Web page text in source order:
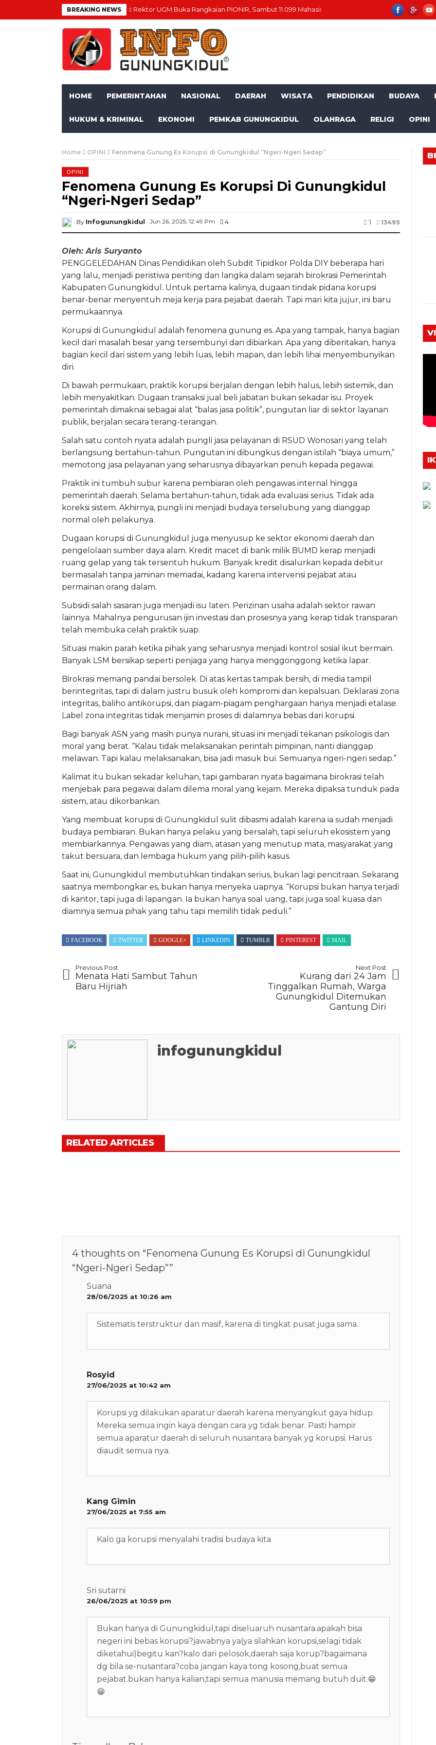
BREAKING NEWS Rektor UGM Buka Rangkaian PIONIR, Sambut 11.099 Mahasiswa Baru Momentum HUT RI
HOME PEMERINTAHAN NASIONAL DAERAH WISATA PENDIDIKAN BUDAYA
HUKUM & KRIMINAL EKONOMI PEMKAB GUNUNGKIDUL OLAHRAGA RELIGI OPINI
Home OPINI Fenomena Gunung Es Korupsi di Gunungkidul “Ngeri-Ngeri Sedap”
OPINI
Fenomena Gunung Es Korupsi Di Gunungkidul
“Ngeri-Ngeri Sedap”
By Infogunungkidul Jun 26, 2025, 12:49 Pm 4 13495
1
Oleh: Aris Suryanto
PENGGELEDAHAN Dinas Pendidikan oleh Subdit Tipidkor Polda DIY beberapa hari
yang lalu, menjadi peristiwa penting dan langka dalam sejarah birokrasi Pemerintah
Kabupaten Gunungkidul. Untuk pertama kalinya, dugaan tindak pidana korupsi
benar-benar menyentuh meja kerja para pejabat daerah. Tapi mari kita jujur, ini baru
permukaannya.
Korupsi di Gunungkidul adalah fenomena gunung es. Apa yang tampak, hanya bagian
kecil dari masalah besar yang tersembunyi dan dibiarkan. Apa yang diberitakan, hanya
bagian kecil dari sistem yang lebih luas, lebih mapan, dan lebih lihai menyembunyikan
diri.
Di bawah permukaan, praktik korupsi berjalan dengan lebih halus, lebih sistemik, dan
lebih menyakitkan. Dugaan transaksi jual beli jabatan bukan sekadar isu. Proyek
pemerintah dimaknai sebagai alat “balas jasa politik”, pungutan liar di sektor layanan
publik, berjalan secara terang-terangan.
Salah satu contoh nyata adalah pungli jasa pelayanan di RSUD Wonosari yang telah
berlangsung bertahun-tahun. Pungutan ini dibungkus dengan istilah “biaya umum,”
memotong jasa pelayanan yang seharusnya dibayarkan penuh kepada pegawai.
Praktik ini tumbuh subur karena pembiaran oleh pengawas internal hingga
pemerintah daerah. Selama bertahun-tahun, tidak ada evaluasi serius. Tidak ada
koreksi sistem. Akhirnya, pungli ini menjadi budaya terselubung yang dianggap
normal oleh pelakunya.
Dugaan korupsi di Gunungkidul juga menyusup ke sektor ekonomi daerah dan
pengelolaan sumber daya alam. Kredit macet di bank milik BUMD kerap menjadi
ruang gelap yang tak tersentuh hukum. Banyak kredit disalurkan kepada debitur
bermasalah tanpa jaminan memadai, kadang karena intervensi pejabat atau
permainan orang dalam.
Subsidi salah sasaran juga menjadi isu laten. Perizinan usaha adalah sektor rawan
lainnya. Mahalnya pengurusan ijin investasi dan prosesnya yang kerap tidak transparan
telah membuka celah praktik suap.
Situasi makin parah ketika pihak yang seharusnya menjadi kontrol sosial ikut bermain.
Banyak LSM bersikap seperti penjaga yang hanya menggonggong ketika lapar.
Birokrasi memang pandai bersolek. Di atas kertas tampak bersih, di media tampil
berintegritas, tapi di dalam justru busuk oleh kompromi dan kepalsuan. Deklarasi zona
integritas, baliho antikorupsi, dan piagam-piagam penghargaan hanya menjadi etalase.
Label zona integritas tidak menjamin proses di dalamnya bebas dari korupsi.
Bagi banyak ASN yang masih punya nurani, situasi ini menjadi tekanan psikologis dan
moral yang berat. “Kalau tidak melaksanakan perintah pimpinan, nanti dianggap
melawan. Tapi kalau melaksanakan, bisa jadi masuk bui. Semuanya ngeri-ngeri sedap.”
Kalimat itu bukan sekadar keluhan, tapi gambaran nyata bagaimana birokrasi telah
menjebak para pegawai dalam dilema moral yang kejam. Mereka dipaksa tunduk pada
sistem, atau dikorbankan.
Yang membuat korupsi di Gunungkidul sulit dibasmi adalah karena ia sudah menjadi
budaya pembiaran. Bukan hanya pelaku yang bersalah, tapi seluruh ekosistem yang
membiarkannya. Pengawas yang diam, atasan yang menutup mata, masyarakat yang
takut bersuara, dan lembaga hukum yang pilih-pilih kasus.
Saat ini, Gunungkidul membutuhkan tindakan serius, bukan lagi pencitraan. Sekarang
saatnya membongkar es, bukan hanya menyeka uapnya. “Korupsi bukan hanya terjadi
di kantor, tapi juga di lapangan. Ia bukan hanya soal uang, tapi juga soal kuasa dan
diamnya semua pihak yang tahu tapi memilih tidak peduli.”
FACEBOOK TWITTER GOOGLE+ LINKEDIN TUMBLR PINTEREST MAIL
Previous Post
Menata Hati Sambut Tahun
Baru Hijriah
Next Post
Kurang dari 24 Jam
Tinggalkan Rumah, Warga
Gunungkidul Ditemukan
Gantung Diri
infogunungkidul
RELATED ARTICLES
4 thoughts on “Fenomena Gunung Es Korupsi di Gunungkidul
“Ngeri-Ngeri Sedap””
Suana
28/06/2025 at 10:26 am
Sistematis terstruktur dan masif, karena di tingkat pusat juga sama.
Rosyid
27/06/2025 at 10:42 am
Korupsi yg dilakukan aparatur daerah karena menyangkut gaya hidup.
Mereka semua ingin kaya dengan cara yg tidak benar. Pasti hampir
semua aparatur daerah di seluruh nusantara banyak yg korupsi. Harus
diaudit semua nya.
Kang Gimin
27/06/2025 at 7:55 am
Kalo ga korupsi menyalahi tradisi budaya kita
Sri sutarni
26/06/2025 at 10:59 pm
Bukan hanya di Gunungkidul,tapi diseluaruh nusantara.apakah bisa
negeri ini bebas korupsi?jawabnya ya(ya silahkan korupsi,selagi tidak
diketahui)begitu kan?kalo dari pelosok,daerah saja korup?bagaimana
dg bila se-nusantara?coba jangan kaya tong kosong,buat semua
pejabat.bukan hanya kalian,tapi semua manusia memang butuh duit.😁
😁